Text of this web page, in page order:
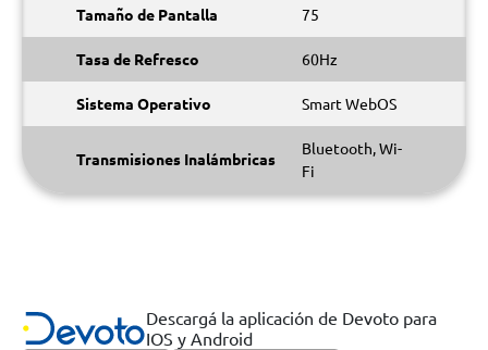
Tamaño de Pantalla 75
Tasa de Refresco 60Hz
Sistema Operativo Smart WebOS
Transmisiones Inalámbricas
Bluetooth, Wi-
Fi
Descargá la aplicación de Devoto para
IOS y Android